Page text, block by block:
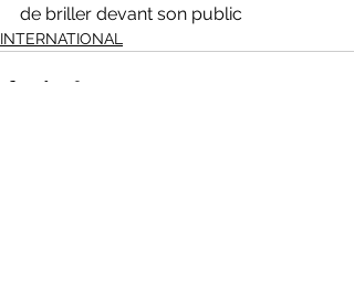
de briller devant son public
INTERNATIONAL